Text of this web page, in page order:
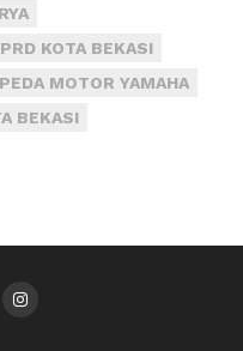
KOTA BEKASI
MOTOR YAMAHA
BEKASI